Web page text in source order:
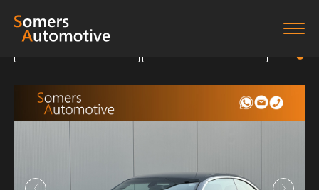
Diensten
Contact
Terug naar overzicht
Terug naar overzicht